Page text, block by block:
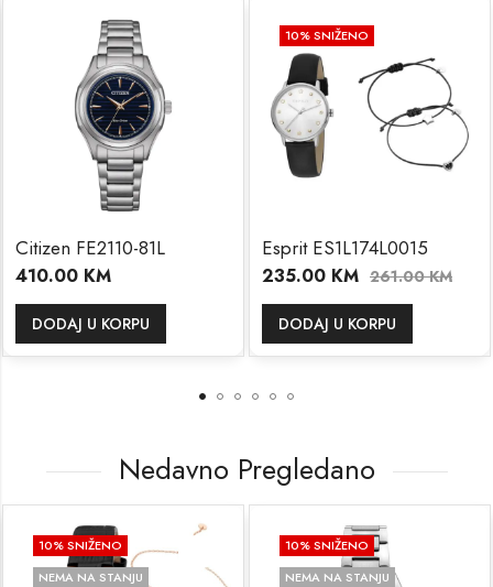
FE2110-81L
KM
DODAJ U KORPU
% SNIŽENO
Esprit ES1L174L0015
235.00KM 261.00KM
DODAJ U KORPU
Nedavno Pregledano
% SNIŽENO
NEMA NA STANJU
% SNIŽENO
NEMA NA STANJU